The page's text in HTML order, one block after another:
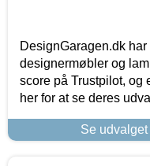
DesignGaragen.dk
designermøbler og
score på Trustpilot, og
her for at se deres
Se